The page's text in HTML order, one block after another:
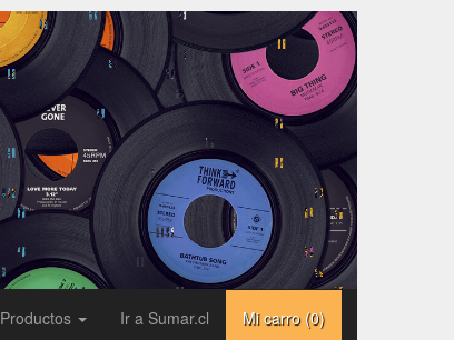
Productos Mi carro (0)
Ir a Sumar.cl